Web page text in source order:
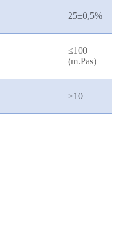
25±0,5%
≤100
(m.Pas)
>10